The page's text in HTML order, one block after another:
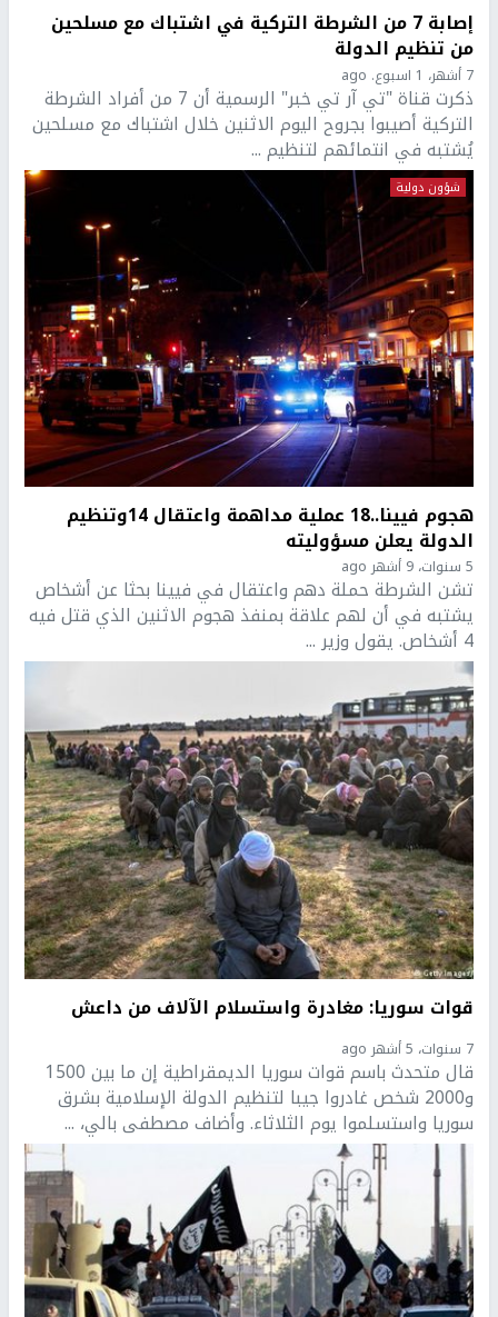
إصابة 7 من الشرطة التركية في اشتباك مع مسلحين
من تنظيم الدولة
7 أشهر، 1 اسبوع. ago
ذكرت قناة "تي آر تي خبر" الرسمية أن 7 من أفراد الشرطة
التركية أصيبوا بجروح اليوم الاثنين خلال اشتباك مع مسلحين
يُشتبه في انتمائهم لتنظيم ...
شؤون دولية
هجوم فيينا..18 عملية مداهمة واعتقال 14وتنظيم
الدولة يعلن مسؤوليته
5 سنوات، 9 أشهر ago
تشن الشرطة حملة دهم واعتقال في فيينا بحثا عن أشخاص
يشتبه في أن لهم علاقة بمنفذ هجوم الاثنين الذي قتل فيه
4 أشخاص. يقول وزير ...
قوات سوريا: مغادرة واستسلام الآلاف من داعش
7 سنوات، 5 أشهر ago
قال متحدث باسم قوات سوريا الديمقراطية إن ما بين 1500
و2000 شخص غادروا جيبا لتنظيم الدولة الإسلامية بشرق
سوريا واستسلموا يوم الثلاثاء. وأضاف مصطفى بالي، ...